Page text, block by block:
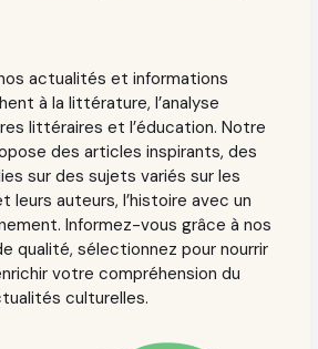
actualités et informations
à la littérature, l’analyse
littéraires et l’éducation. Notre
des articles inspirants, des
sur des sujets variés sur les
auteurs, l’histoire avec un
Informez-vous grâce à nos
qualité, sélectionnez pour nourrir
votre compréhension du
culturelles.